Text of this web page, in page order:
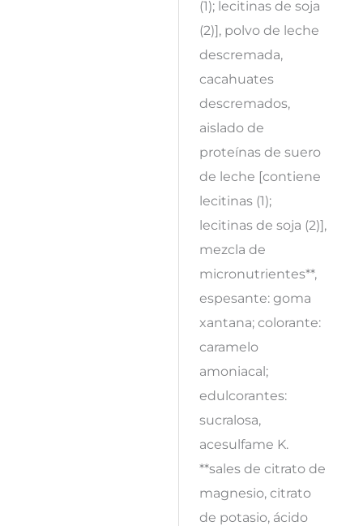
(1); lecitinas de soja
(2)], polvo de leche
descremada,
cacahuates
descremados,
aislado de
proteínas de suero
de leche [contiene
lecitinas (1);
lecitinas de soja (2)],
mezcla de
micronutrientes**,
espesante: goma
xantana; colorante:
caramelo
amoniacal;
edulcorantes:
sucralosa,
acesulfame K.
**sales de citrato de
magnesio, citrato
de potasio, ácido